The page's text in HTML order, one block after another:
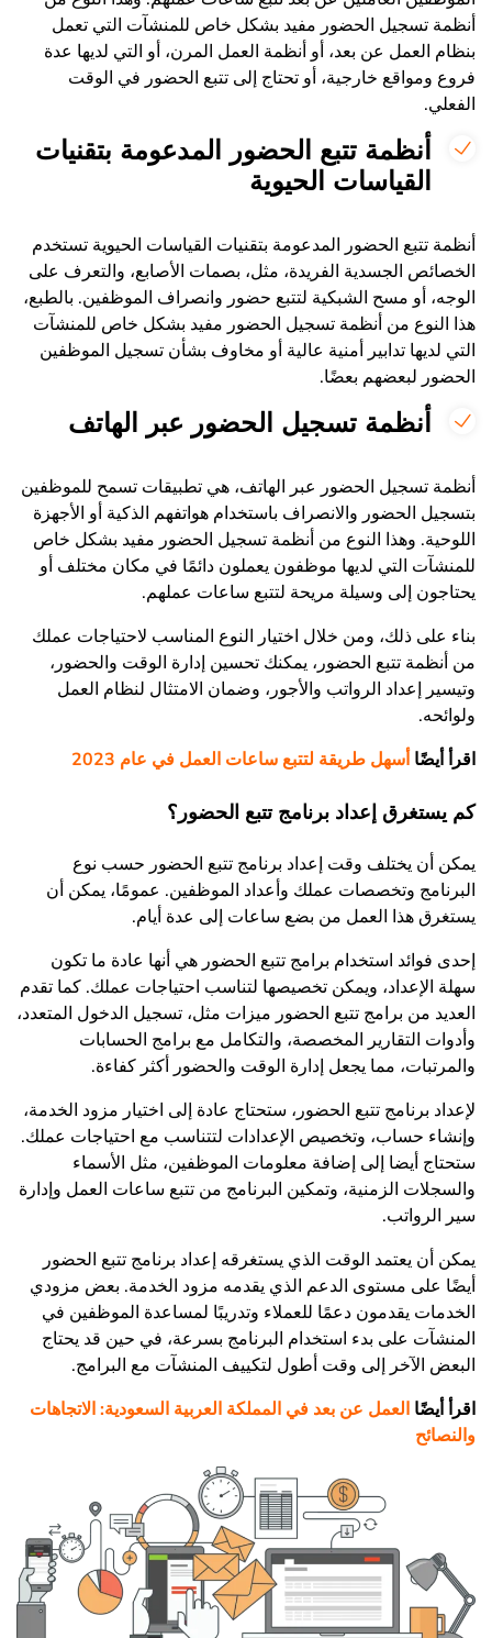
أنظمة تسجيل الحضور مفيد بشكل خاص للمنشآت التي تعمل
بنظام العمل عن بعد، أو أنظمة العمل المرن، أو التي لديها عدة
فروع ومواقع خارجية، أو تحتاج إلى تتبع الحضور في الوقت
الفعلي.
أنظمة تتبع الحضور المدعومة بتقنيات
القياسات الحيوية
أنظمة تتبع الحضور المدعومة بتقنيات القياسات الحيوية تستخدم
الخصائص الجسدية الفريدة، مثل، بصمات الأصابع، والتعرف على
الوجه، أو مسح الشبكية لتتبع حضور وانصراف الموظفين. بالطبع،
هذا النوع من أنظمة تسجيل الحضور مفيد بشكل خاص للمنشآت
التي لديها تدابير أمنية عالية أو مخاوف بشأن تسجيل الموظفين
الحضور لبعضهم بعضًا.
أنظمة تسجيل الحضور عبر الهاتف
أنظمة تسجيل الحضور عبر الهاتف، هي تطبيقات تسمح للموظفين
بتسجيل الحضور والانصراف باستخدام هواتفهم الذكية أو الأجهزة
اللوحية. وهذا النوع من أنظمة تسجيل الحضور مفيد بشكل خاص
للمنشآت التي لديها موظفون يعملون دائمًا في مكان مختلف أو
يحتاجون إلى وسيلة مريحة لتتبع ساعات عملهم.
بناء على ذلك، ومن خلال اختيار النوع المناسب لاحتياجات عملك
من أنظمة تتبع الحضور، يمكنك تحسين إدارة الوقت والحضور،
وتيسير إعداد الرواتب والأجور، وضمان الامتثال لنظام العمل
ولوائحه.
اقرأ أيضًاأسهل طريقة لتتبع ساعات العمل في عام 2023
كم يستغرق إعداد برنامج تتبع الحضور؟
يمكن أن يختلف وقت إعداد برنامج تتبع الحضور حسب نوع
البرنامج وتخصصات عملك وأعداد الموظفين. عمومًا، يمكن أن
يستغرق هذا العمل من بضع ساعات إلى عدة أيام.
إحدى فوائد استخدام برامج تتبع الحضور هي أنها عادة ما تكون
سهلة الإعداد، ويمكن تخصيصها لتناسب احتياجات عملك. كما تقدم
العديد من برامج تتبع الحضور ميزات مثل، تسجيل الدخول المتعدد،
وأدوات التقارير المخصصة، والتكامل مع برامج الحسابات
والمرتبات، مما يجعل إدارة الوقت والحضور أكثر كفاءة.
لإعداد برنامج تتبع الحضور، ستحتاج عادة إلى اختيار مزود الخدمة،
وإنشاء حساب، وتخصيص الإعدادات لتتناسب مع احتياجات عملك.
ستحتاج أيضا إلى إضافة معلومات الموظفين، مثل الأسماء
والسجلات الزمنية، وتمكين البرنامج من تتبع ساعات العمل وإدارة
سير الرواتب.
يمكن أن يعتمد الوقت الذي يستغرقه إعداد برنامج تتبع الحضور
أيضًا على مستوى الدعم الذي يقدمه مزود الخدمة. بعض مزودي
الخدمات يقدمون دعمًا للعملاء وتدريبًا لمساعدة الموظفين في
المنشآت على بدء استخدام البرنامج بسرعة، في حين قد يحتاج
البعض الآخر إلى وقت أطول لتكييف المنشآت مع البرامج.
اقرأ أيضًا العمل عن بعد في المملكة العربية السعودية: الاتجاهات
والنصائح